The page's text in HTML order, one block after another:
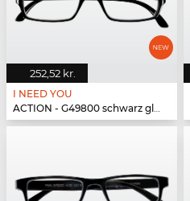
252,52 kr.
I NEED YOU
ACTION - G49800 schwarz glänzend